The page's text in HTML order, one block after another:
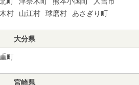
村 山江村 球磨村 あさぎり町
大分県
町
宮崎県